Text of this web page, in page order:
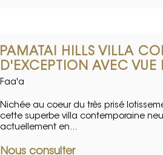
PAMATAI HILLS VILLA
D'EXCEPTION AVEC VUE
Faa'a
Nichée au coeur du très prisé
cette superbe villa contemporaine
actuellement en...
Nous consulter